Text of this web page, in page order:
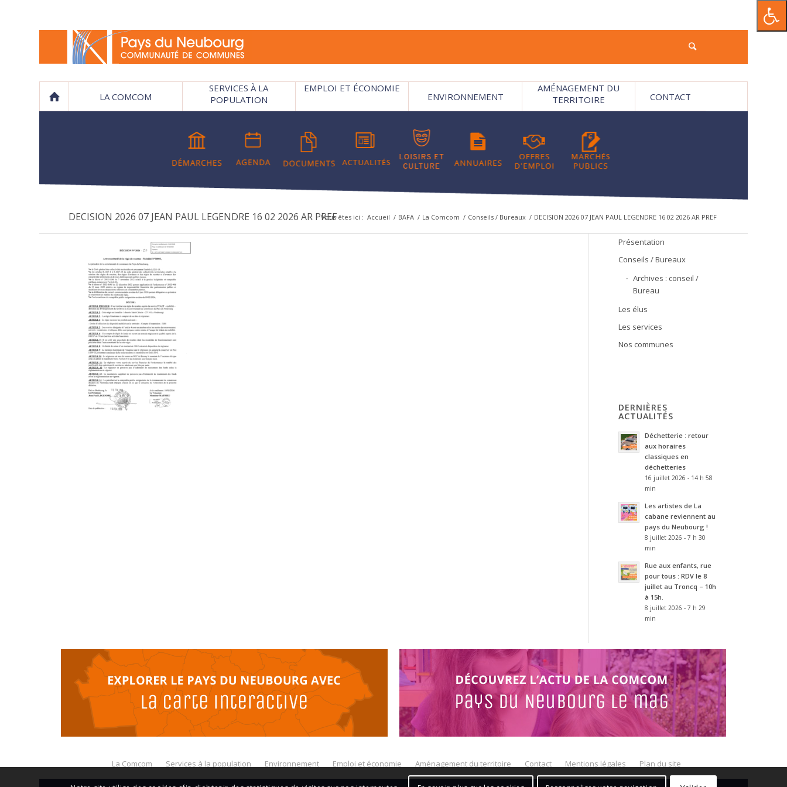
LA COMCOM
SERVICES À LA
POPULATION
EMPLOI ET ÉCONOMIE
ENVIRONNEMENT
AMÉNAGEMENT DU
TERRITOIRE
CONTACT
DECISION 2026 07 JEAN PAUL LEGENDRE 16 02 2026 AR PREFVous êtes ici : Accueil / BAFA / La Comcom / Conseils / Bureaux / DECISION 2026 07 JEAN PAUL LEGENDRE 16 02 2026 AR PREF
Présentation
Conseils / Bureaux
Archives : conseil /
Bureau
Les élus
Les services
Nos communes
DERNIÈRES
ACTUALITÉS
Déchetterie : retour
aux horaires
classiques en
déchetteries
16 juillet 2026 - 14 h 58
min
Les artistes de La
cabane reviennent au
pays du Neubourg !
8 juillet 2026 - 7 h 30
min
Rue aux enfants, rue
pour tous : RDV le 8
juillet au Troncq – 10h
à 15h.
8 juillet 2026 - 7 h 29
min
La Comcom Services à la population Environnement Emploi et économie Aménagement du territoire Contact Mentions légales Plan du site